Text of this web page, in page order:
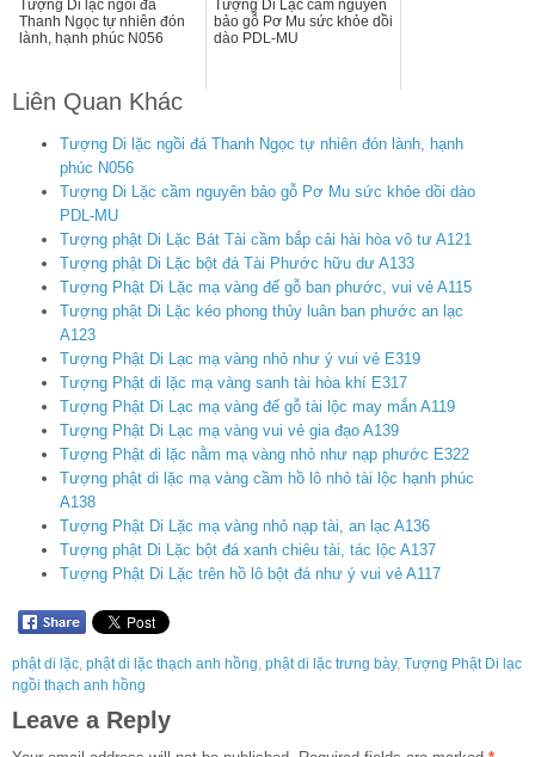
Tượng Di lặc ngồi đá
Thanh Ngọc tự nhiên đón
lành, hạnh phúc N056
Tượng Di Lặc cầm nguyên
bảo gỗ Pơ Mu sức khỏe dồi
dào PDL-MU
Liên Quan Khác
Tượng Di lặc ngồi đá Thanh Ngọc tự nhiên đón lành, hạnh
phúc N056
Tượng Di Lặc cầm nguyên bảo gỗ Pơ Mu sức khỏe dồi dào
PDL-MU
Tượng phật Di Lặc Bát Tài cầm bắp cải hài hòa vô tư A121
Tượng phật Di Lặc bột đá Tài Phước hữu dư A133
Tượng Phật Di Lặc mạ vàng đế gỗ ban phước, vui vẻ A115
Tượng phật Di Lặc kéo phong thủy luân ban phước an lạc
A123
Tượng Phật Di Lạc mạ vàng nhỏ như ý vui vẻ E319
Tượng Phật di lặc mạ vàng sanh tài hòa khí E317
Tượng Phật Di Lạc mạ vàng đế gỗ tài lộc may mắn A119
Tượng Phật Di Lạc mạ vàng vui vẻ gia đạo A139
Tượng Phật di lặc nằm mạ vàng nhỏ như nạp phước E322
Tượng phật di lặc mạ vàng cầm hồ lô nhỏ tài lộc hạnh phúc
A138
Tượng Phật Di Lặc mạ vàng nhỏ nạp tài, an lạc A136
Tượng phật Di Lặc bột đá xanh chiêu tài, tác lộc A137
Tượng Phật Di Lặc trên hồ lô bột đá như ý vui vẻ A117
phật di lặc phật di lặc thạch anh hồng phật di lặc trưng bày, Tượng Phật Di lạc
ngồi thạch anh hồng
Leave a Reply